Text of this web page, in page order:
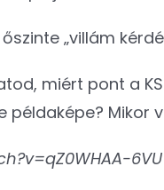
„villám
miért pont a
Mikor
6VU